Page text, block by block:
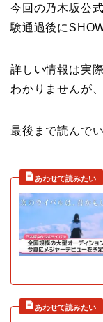
今回の乃木坂公
験通過後に
詳しい情報は実
わかりませんが
最後まで読んで